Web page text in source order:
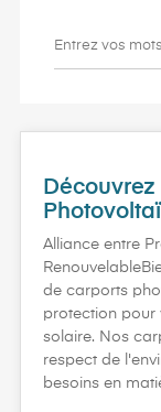
Alliance entre
de carports
protection pour
solaire. Nos
respect de
besoins en